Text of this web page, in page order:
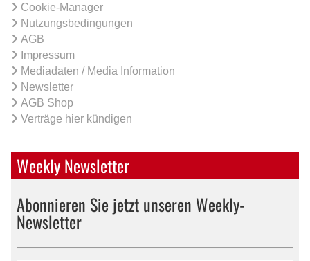
Cookie-Manager
Nutzungsbedingungen
AGB
Impressum
Mediadaten / Media Information
Newsletter
AGB Shop
Verträge hier kündigen
Weekly Newsletter
Abonnieren Sie jetzt unseren Weekly-
Newsletter